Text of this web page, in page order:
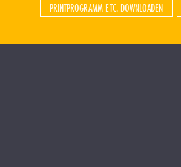
PRINTPROGRAMM ETC. DOWNLOADEN